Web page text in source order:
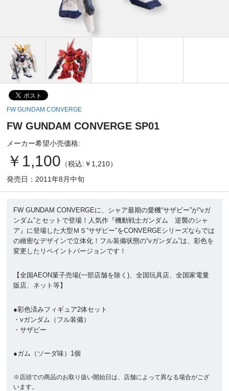
FW GUNDAM CONVERGE
FW GUNDAM CONVERGE SP01
メーカー希望小売価格:
￥1,100 （税込:￥1,210）
発売日：2011年8月中旬
FW GUNDAM CONVERGEに、シャア最期の愛機“サザビー”が“νガ
ンダム”とセットで登場！人気作『機動戦士ガンダム 逆襲のシャ
ア』に登場した大型ＭＳ“サザビー”をCONVERGEシリーズならでは
の緻密なデザインで立体化！フル装備状態の“νガンダム”は、彩色を
変更したリペイントバージョンです！
【全国AEON菓子売場(一部店舗を除く)、全国玩具店、全国家電量
販店、ネット等】
●彩色済みフィギュア2体セット
・νガンダム（フル装備）
・サザビー
●ガム（ソーダ味）1個
※店頭での商品のお取り扱い開始日は、店舗によって異なる場合がござ
います。